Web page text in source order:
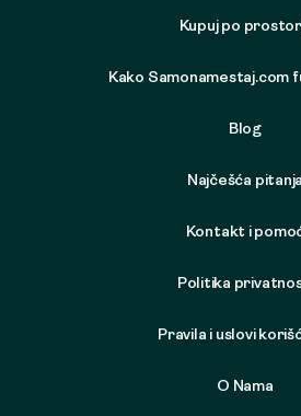
Kupuj po
Kako Samonamestaj.com
Blog
Najčešća pitanja
Kontakt i
Politika
Pravila i uslovi
O Nama